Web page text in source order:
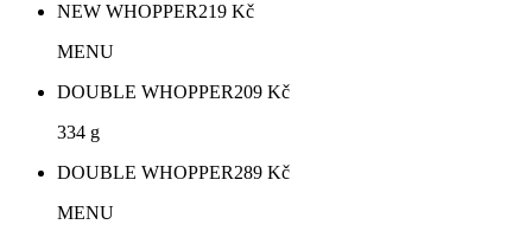
NEW WHOPPER219 Kč
MENU
DOUBLE WHOPPER209 Kč
334 g
DOUBLE WHOPPER289 Kč
MENU